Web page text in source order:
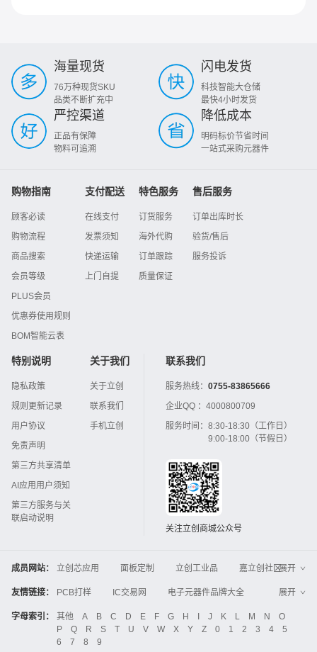
海量现货
76万种现货SKU
品类不断扩充中
闪电发货
科技智能大仓储
最快4小时发货
严控渠道
正品有保障
物料可追溯
降低成本
明码标价节省时间
一站式采购元器件
购物指南
顾客必读
购物流程
商品搜索
会员等级
PLUS会员
优惠券使用规则
BOM智能云表
支付配送
在线支付
发票须知
快递运输
上门自提
特色服务
订货服务
海外代购
订单跟踪
质量保证
售后服务
订单出库时长
验货/售后
服务投诉
特别说明
隐私政策
规则更新记录
用户协议
免责声明
第三方共享清单
AI应用用户须知
第三方服务与关
联启动说明
关于我们
关于立创
联系我们
手机立创
联系我们
服务热线： 0755-83865666
企业QQ ： 4000800709
服务时间： 8:30-18:30（工作日）
9:00-18:00（节假日）
关注立创商城公众号
成员网站： 立创芯应用 面板定制 立创工业品
嘉立创社区
3D打印
嘉立创FPC 嘉立创PCB
嘉立创FA
Global Website LCSC
ZXHPCB
展开
友情链接： PCB打样 IC交易网
电子元器件品牌大全
中国IC网
智能电网 机电设备
电子工程网
晶振
电子技术应用 21icsearch
电子展
展开
字母索引： 其他 A B C D E F G H J K L M N
O
P
Q R S T U V W X Y Z 0 1 2 3 4
5
6
7 8 9